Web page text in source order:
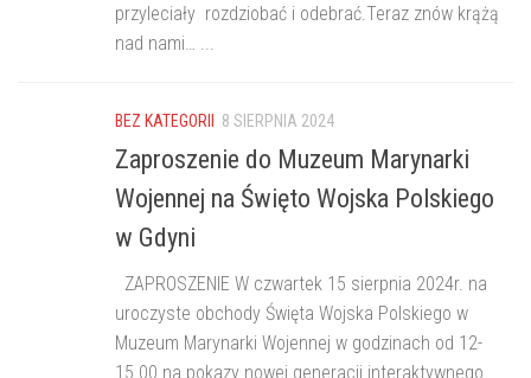
przyleciały rozdziobać i odebrać.Teraz znów krążą
nad nami… ...
BEZ KATEGORII 8 SIERPNIA 2024
Zaproszenie do Muzeum Marynarki
Wojennej na Święto Wojska Polskiego
w Gdyni
ZAPROSZENIE W czwartek 15 sierpnia 2024r. na
uroczyste obchody Święta Wojska Polskiego w
Muzeum Marynarki Wojennej w godzinach od 12-
15.00 na pokazy nowej generacji interaktywnego